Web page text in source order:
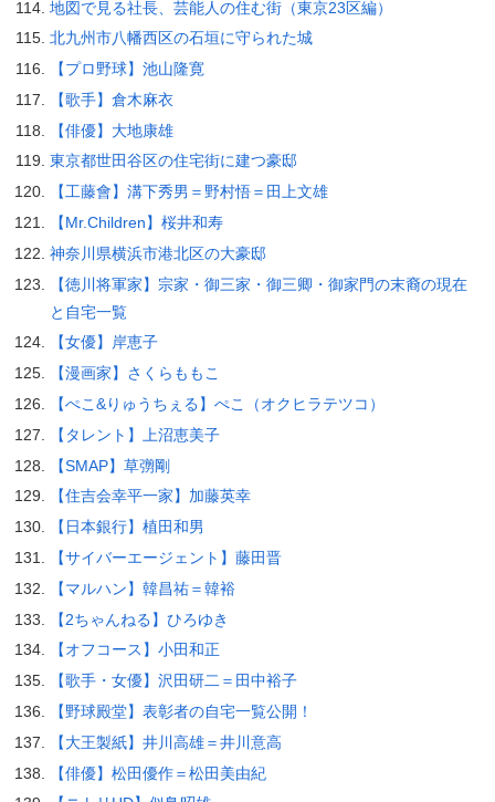
地図で見る社長、芸能人の住む街（東京23区編）
北九州市八幡西区の石垣に守られた城
【プロ野球】池山隆寛
【歌手】倉木麻衣
【俳優】大地康雄
東京都世田谷区の住宅街に建つ豪邸
【工藤會】溝下秀男＝野村悟＝田上文雄
【Mr.Children】桜井和寿
神奈川県横浜市港北区の大豪邸
【徳川将軍家】宗家・御三家・御三卿・御家門の末裔の現在
と自宅一覧
【女優】岸恵子
【漫画家】さくらももこ
【ぺこ&りゅうちぇる】ぺこ（オクヒラテツコ）
【タレント】上沼恵美子
【SMAP】草彅剛
【住吉会幸平一家】加藤英幸
【日本銀行】植田和男
【サイバーエージェント】藤田晋
【マルハン】韓昌祐＝韓裕
【2ちゃんねる】ひろゆき
【オフコース】小田和正
【歌手・女優】沢田研二＝田中裕子
【野球殿堂】表彰者の自宅一覧公開！
【大王製紙】井川高雄＝井川意高
【俳優】松田優作＝松田美由紀